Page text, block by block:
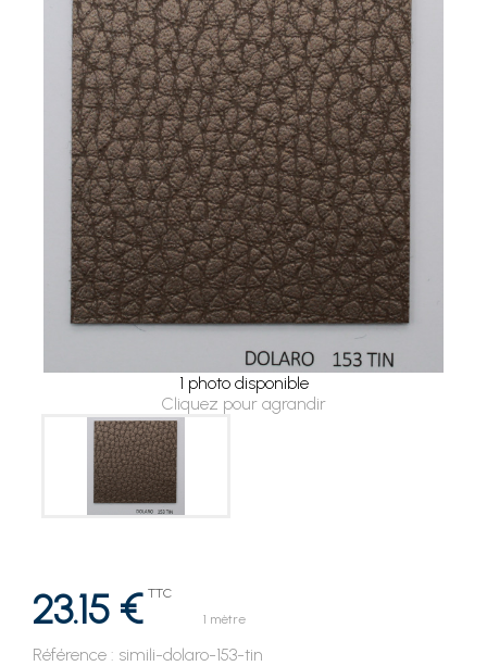
1 photo disponible
Cliquez pour agrandir
23.15 € TTC
1 mètre
Référence : simili-dolaro-153-tin